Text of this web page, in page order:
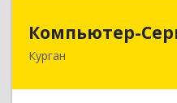
Компьютер-
Курган